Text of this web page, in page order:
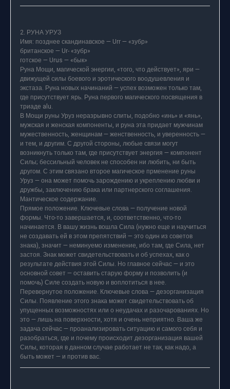
2. РУНА УРУЗ
Имя: позднее скандинавское — Urr — «зубр»
британское — Ur- «зубр»
готское — Urus — «бык»
Руна Мощи, магической энергии, «того, что действует», яри —
движущей силы боевого и эротического воодушевления и
экстаза. Руна новых начинаний — успех возможен только там,
где присутствует ярь. Руна первого магического посвящения в
триаде alu.
В Мощи руны Уруз неразрывно слиты, подобно «инь» и «янь»,
мужская и женская компоненты, и руна эта придает мужчинам
мужественность, женщинам — женственность, и уверенность —
и тем, и другим. С другой стороны, любые связи могут
возникнуть только там, где присутствует энергия — компонент
Силы; бессильный человек не способен ни любить, ни быть
другом. С этим связано второе магическое прменение руны
Уруз — она может помочь зарождению и укреплению любви и
дружбы, заключению брака или партнерского соглашения.
Мантическое содержание.
Прямое положение. Ключевые слова — получение новой
формы. Что-то завершается, и, соответственно, что-то
начинается. В вашу жизнь вошла Сила (нужно еще и научиться
не создавать ей в этом препятствий — это один из советов
знака), значит — неминуемо изменение, ибо там, где Сила, нет
застоя. Знак может свидетельствовать и об успехах, как о
результате действия этой Силы. Но главное сейчас — и это
основной совет — оставить старую форму и позволить (и
помочь) Силе создать новую и воплотиться в нее.
Перевернутое положение. Ключевые слова — дезорганизация
Силы. Появление этого знака может свидетельствовать об
упущенных возможностях или о неудачах и разочарованиях. Но
это — лишь на поверхности, хотя и очень неприятно. Ваша же
задача сейчас — проанализировать ситуацию и самого себя и
разобраться, где и почему происходит дезорганизация вашей
Силы, которая в данном случае работает не так, как надо, а
быть может — и против вас.